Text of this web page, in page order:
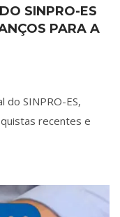
SINPRO-ES
PARA A
do SINPRO-ES,
recentes e